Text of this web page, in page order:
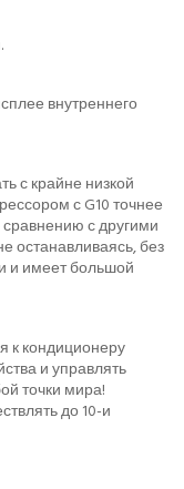
внутреннего
с крайне низкой
с G10 точнее
с другими
останавливаясь, без
и имеет большой
к кондиционеру
и управлять
точки мира!
до 10-и